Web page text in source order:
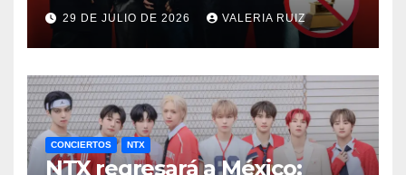
29 DE JULIO DE 2026 VALERIA RUIZ
CONCIERTOS NTX
NTX regresará a México: